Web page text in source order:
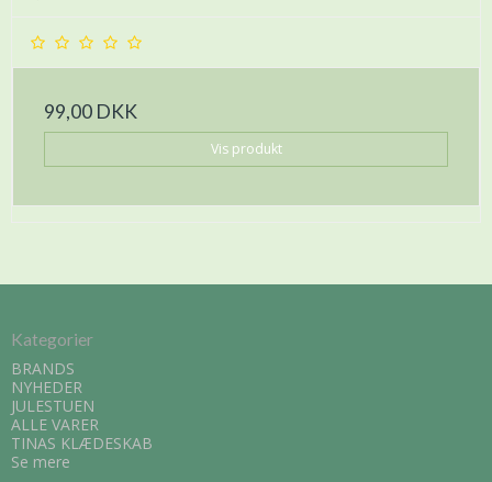
99,00 DKK
Vis produkt
Kategorier
BRANDS
NYHEDER
JULESTUEN
ALLE VARER
TINAS KLÆDESKAB
Se mere